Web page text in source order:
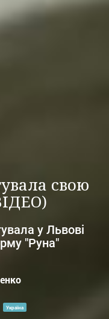
свою
у Львові
"Руна"
Україна